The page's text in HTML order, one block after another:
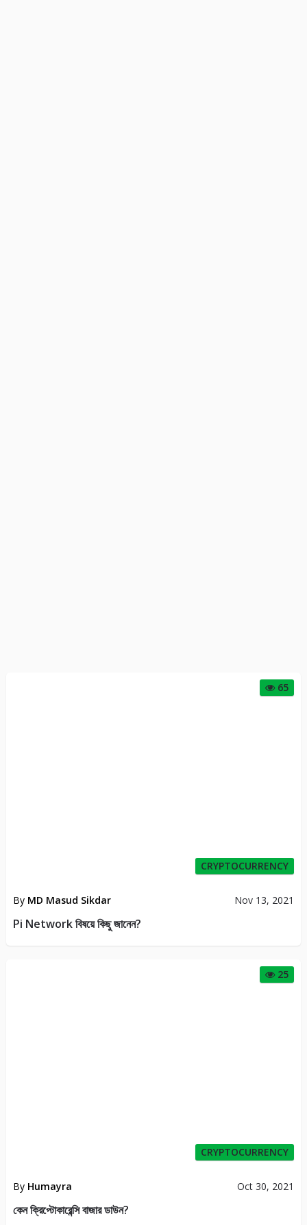
65
CRYPTOCURRENCY
By MD Masud Sikdar Nov 13, 2021
Pi Network বিষয়ে কিছু জানেন?
25
CRYPTOCURRENCY
By Humayra Oct 30, 2021
কেন ক্রিপ্টোকারেন্সি বাজার ডাউন?